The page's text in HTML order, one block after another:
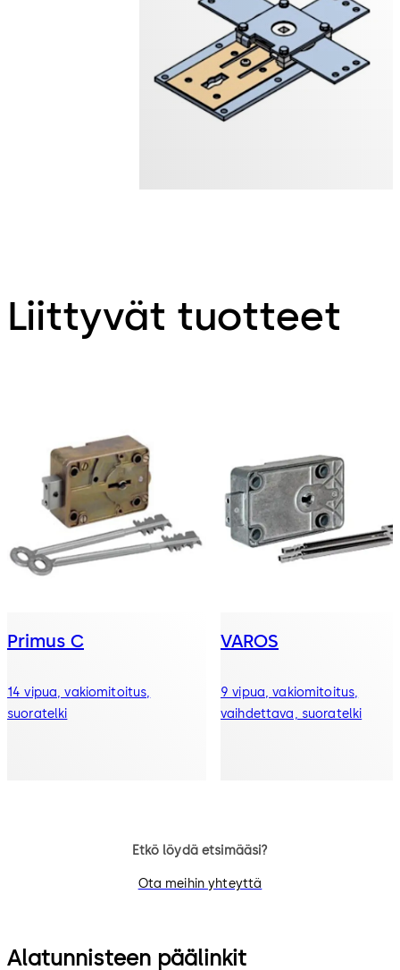
Liittyvät tuotteet
Primus C
14 vipua, vakiomitoitus,
suoratelki
VAROS
9 vipua, vakiomitoitus,
vaihdettava, suoratelki
Etkö löydä etsimääsi?
Ota meihin yhteyttä
Alatunnisteen päälinkit